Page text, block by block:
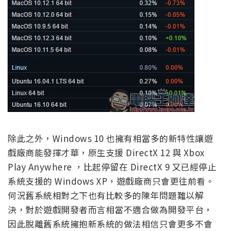
除此之外，Windows 10 也擁有相當多的新特性讓遊
戲廠商能發揮才華，原生支援 DirectX 12 與 Xbox
Play Anywhere ，比起停留在 DirectX 9 又已經停止
系統支援的 Windows XP，遊戲廠商只會更往前看。
何況舊系統相對之下也有比較多的陳年問題難以解
決，對於遊戲開發者而言相當不適合做為開發平台，
因此脫離舊系統擁抱新系統的做法相信只會更多不會